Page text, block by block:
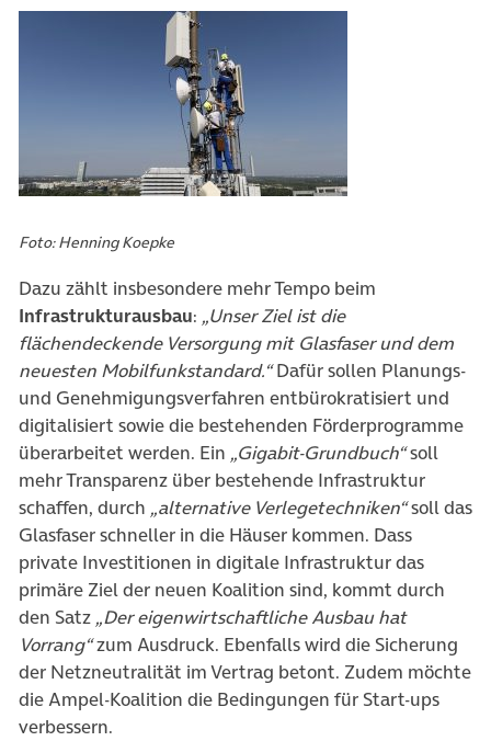
Foto: Henning Koepke
Dazu zählt insbesondere mehr Tempo beim
Infrastrukturausbau: „Unser Ziel ist die
flächendeckende Versorgung mit Glasfaser und dem
neuesten Mobilfunkstandard.“Dafür sollen Planungs-
und Genehmigungsverfahren entbürokratisiert und
digitalisiert sowie die bestehenden Förderprogramme
überarbeitet werden. Ein „Gigabit-Grundbuch“soll
mehr Transparenz über bestehende Infrastruktur
schaffen, durch „alternative Verlegetechniken“soll das
Glasfaser schneller in die Häuser kommen. Dass
private Investitionen in digitale Infrastruktur das
primäre Ziel der neuen Koalition sind, kommt durch
den Satz „Der eigenwirtschaftliche Ausbau hat
Vorrang“zum Ausdruck. Ebenfalls wird die Sicherung
der Netzneutralität im Vertrag betont. Zudem möchte
die Ampel-Koalition die Bedingungen für Start-ups
verbessern.